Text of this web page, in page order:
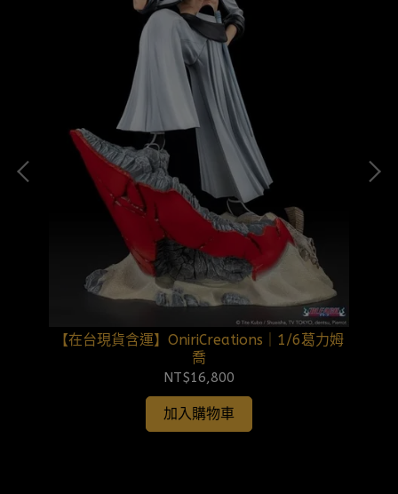
【在台現貨含運】OniriCreations｜1/6葛力姆
喬
NT$16,800
加入購物車